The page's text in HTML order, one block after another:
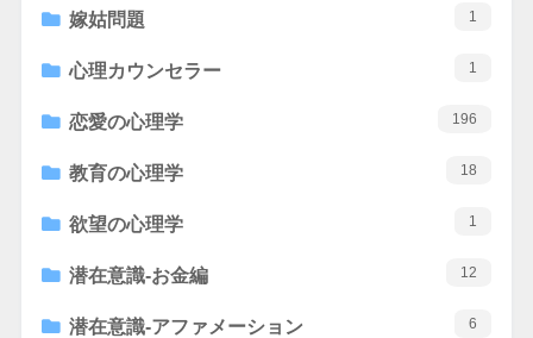
嫁姑問題 1
心理カウンセラー 1
恋愛の心理学 196
教育の心理学 18
欲望の心理学 1
潜在意識-お金編 12
潜在意識-アファメーション 6